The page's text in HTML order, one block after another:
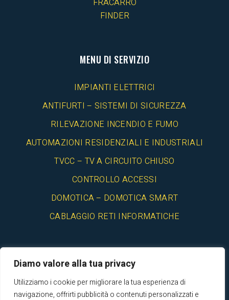
Diamo valore alla tua privacy
Utilizziamo i cookie per migliorare la tua esperienza di
navigazione, offrirti pubblicità o contenuti personalizzati e
FRACARRO
FINDER
MENU DI SERVIZIO
IMPIANTI ELETTRICI
ANTIFURTI – SISTEMI DI SICUREZZA
RILEVAZIONE INCENDIO E FUMO
AUTOMAZIONI RESIDENZIALI E INDUSTRIALI
TVCC – TV A CIRCUITO CHIUSO
CONTROLLO ACCESSI
DOMOTICA – DOMOTICA SMART
CABLAGGIO RETI INFORMATICHE
© 2025 Elettro Liguria Srl - Impianti elettrici Genova- P.iva